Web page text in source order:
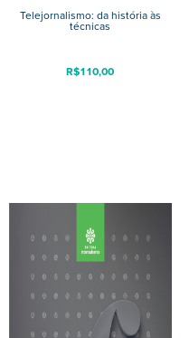
Telejornalismo: da história às
técnicas
R$110,00